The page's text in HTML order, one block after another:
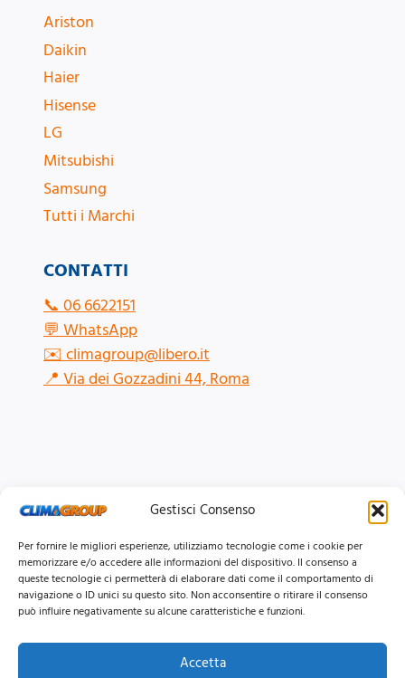
Gestisci Consenso
Per fornire le migliori esperienze, utilizziamo tecnologie come i cookie per
memorizzare e/o accedere alle informazioni del dispositivo. Il consenso a
queste tecnologie ci permetterà di elaborare dati come il comportamento di
navigazione o ID unici su questo sito. Non acconsentire o ritirare il consenso
può influire negativamente su alcune caratteristiche e funzioni.
Accetta
CONTATTI
📞06 6622151
💬WhatsApp
✉️climagroup@libero.it
📍Via dei Gozzadini 44, Roma
Ariston
Daikin
Haier
Hisense
LG
Mitsubishi
Samsung
Tutti i Marchi